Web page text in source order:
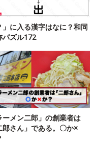
」に入る漢字はなに？和同
パズル172
ーメン二郎」の創業者は
郎さん」である。〇か×